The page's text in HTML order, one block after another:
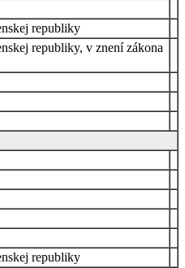
republiky
republiky, v znení zákona
republiky